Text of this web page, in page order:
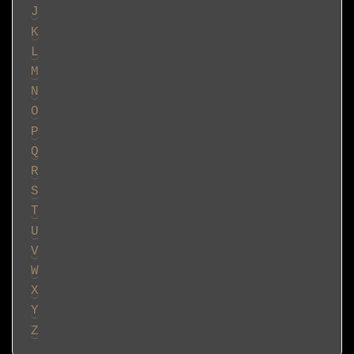
J
K
L
M
N
O
P
Q
R
S
T
U
V
W
X
Y
Z